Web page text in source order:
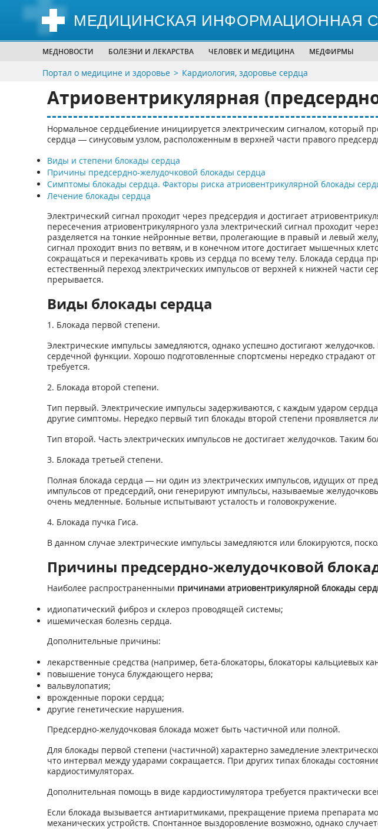
МЕДИЦИНСКАЯ ИНФОРМАЦИОННАЯ
МЕДНОВОСТИ БОЛЕЗНИ И ЛЕКАРСТВА ЧЕЛОВЕК И МЕДИЦИНА МЕДФИРМЫ
Портал о медицине и здоровье Кардиология, здоровье сердца
Атриовентрикулярная
Нормальное сердцебиение инициируется электрическим сигналом, который
сердца — синусовым узлом, расположенным в верхней части правого
Виды и степени блокады сердца
Причины предсердно-желудочковой блокады сердца
Симптомы блокады сердца. Факторы риска атриовентрикулярной блокады
Лечение блокады сердца
Электрический сигнал проходит через предсердия и достигает
пересечения атриовентрикулярного узла электрический сигнал проходит
разделяется на тонкие нейронные ветви, пролегающие в правый и левый
сигнал проходит вниз по ветвям, и в конечном итоге достигает мышечных
сокращаться и перекачивать кровь из сердца по всему телу. Блокада сердца
естественный переход электрических импульсов от верхней к нижней части
прерывается.
Виды блокады сердца
1. Блокада первой степени.
Электрические импульсы замедляются, однако успешно достигают
сердечной функции. Хорошо подготовленные спортсмены нередко страдают
требуется.
2. Блокада второй степени.
Тип первый. Электрические импульсы задерживаются, с каждым ударом
другие симптомы. Нередко первый тип блокады второй степени проявляется
Тип второй. Часть электрических импульсов не достигает желудочков.
3. Блокада третьей степени.
Полная блокада сердца — ни один из электрических импульсов, идущих от
импульсов от предсердий, они генерируют импульсы, называемые
очень медленные. Больные испытывают усталость и головокружение.
4. Блокада пучка Гиса.
В данном случае электрические импульсы замедляются или блокируются,
Причины предсердно-желудочковой
Наиболее распространенными причинами атриовентрикулярной блокады
идиопатический фиброз и склероз проводящей системы;
ишемическая болезнь сердца.
Дополнительные причины:
лекарственные средства (например, бета-блокаторы, блокаторы кальциевых
повышение тонуса блуждающего нерва;
вальвулопатия;
врожденные пороки сердца;
другие генетические нарушения.
Предсердно-желудочковая блокада может быть частичной или полной.
Для блокады первой степени (частичной) характерно замедление
что интервал между ударами сокращается. При других типах блокады
кардиостимуляторах.
Дополнительная помощь в виде кардиостимулятора требуется практически
Если блокада вызывается антиаритмиками, прекращение приема препарата
механических устройств. Спонтанное выздоровление возможно, однако